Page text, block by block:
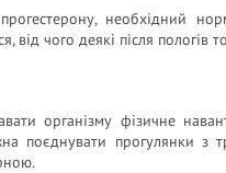
необхідний
від чого деякі після пологів
організму фізичне
поєднувати прогулянки